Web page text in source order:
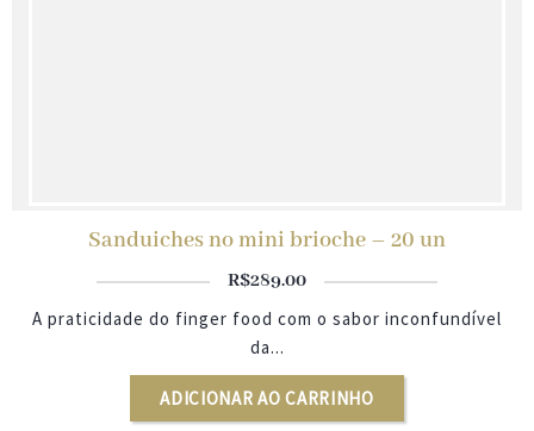
Sanduiches no mini brioche – 20 un
R$289.00
A praticidade do finger food com o sabor inconfundível
da...
ADICIONAR AO CARRINHO